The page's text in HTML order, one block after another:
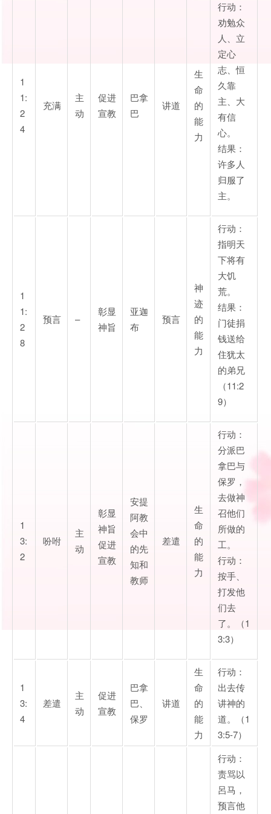
1
1:
2
4
充满
主
动
促进
宣教
巴拿
巴
讲道
生
命
的
能
力
行动：
劝勉众
人、立
定心
志、恒
久靠
主、大
有信
心。
结果：
许多人
归服了
主。
1
1:
2
8
预言 –
彰显
神旨
亚迦
布
预言
神
迹
的
能
力
行动：
指明天
下将有
大饥
荒。
结果：
门徒捐
钱送给
住犹太
的弟兄
（11:2
9）
1
3:
2
吩咐
主
动
彰显
神旨
促进
宣教
安提
阿教
会中
的先
知和
教师
差遣
生
命
的
能
力
行动：
分派巴
拿巴与
保罗，
去做神
召他们
所做的
工。
行动：
按手、
打发他
们去
了。（1
3:3）
1
3:
4
差遣
主
动
促进
宣教
巴拿
巴、
保罗
讲道
生
命
的
能
力
行动：
出去传
讲神的
道。（1
3:5-7）
行动：
责骂以
呂马，
预言他